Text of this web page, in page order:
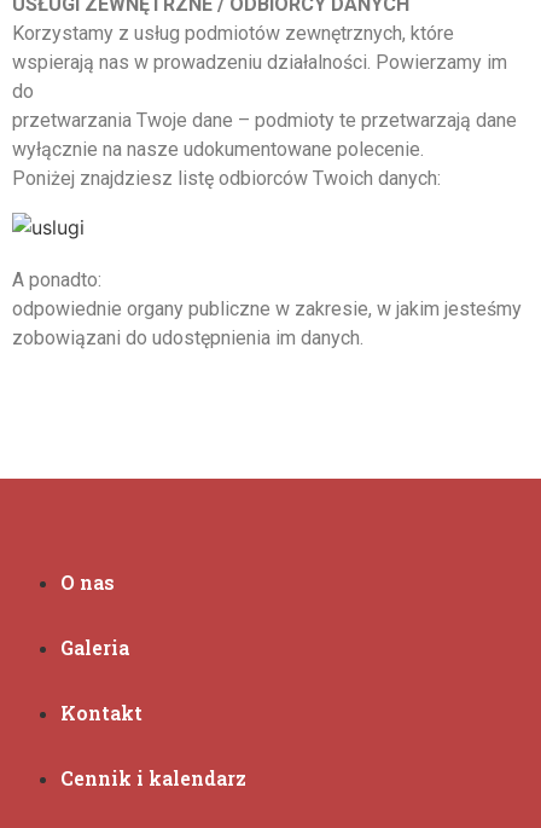
Korzystamy z usług podmiotów zewnętrznych, które
wspierają nas w prowadzeniu działalności. Powierzamy im
do
przetwarzania Twoje dane – podmioty te przetwarzają dane
wyłącznie na nasze udokumentowane polecenie.
Poniżej znajdziesz listę odbiorców Twoich danych:
A ponadto:
odpowiednie organy publiczne w zakresie, w jakim jesteśmy
zobowiązani do udostępnienia im danych.
O nas
Galeria
Kontakt
Cennik i kalendarz